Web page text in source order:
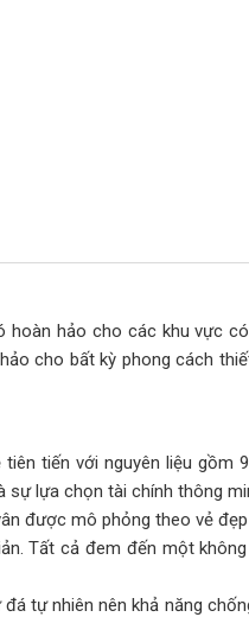
hảo cho các khu vực
cho bất kỳ phong cách
tiến với nguyên liệu gồm
lựa chọn tài chính thông
được mô phỏng theo vẻ
Tất cả đem đến một
tự nhiên nên khả năng